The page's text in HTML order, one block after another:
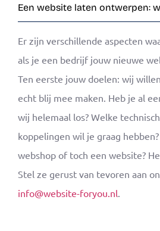
Een website laten ontwerpen:
Er zijn verschillende aspecten
als je een bedrijf jouw nieuwe
Ten eerste jouw doelen: wij
echt blij mee maken. Heb je al
wij helemaal los? Welke
koppelingen wil je graag
webshop of toch een website?
Stel ze gerust van tevoren aan
info@website-foryou.nl